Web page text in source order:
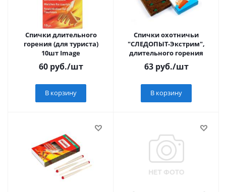
Спички длительного
горения (для туриста)
10шт Image
60руб./шт
В корзину
Спички охотничьи
"СЛЕДОПЫТ-Экстрим",
длительного горения
63руб./шт
В корзину